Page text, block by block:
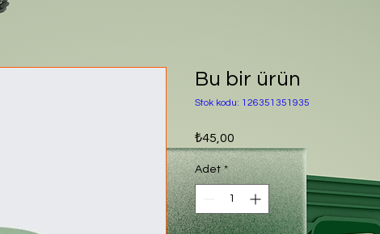
Bu bir ürün
Stok kodu: 126351351935
₺45,00
Adet *